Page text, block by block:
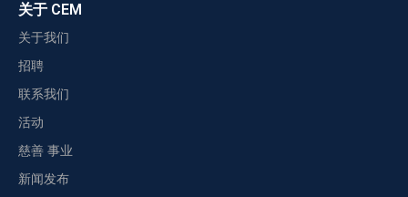
关于 CEM
关于我们
招聘
联系我们
活动
慈善 事业
新闻发布